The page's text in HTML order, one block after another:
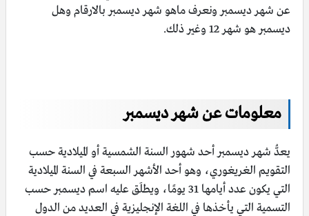
عن شهر ديسمبر ونعرف ماهو شهر ديسمبر بالارقام وهل
ديسمبر هو شهر 12 وغير ذلك.
معلومات عن شهر ديسمبر
يعدُّ شهر ديسمبر أحد شهور السنة الشمسية أو الميلادية حسب
التقويم الغريغوري، وهو أحد الأشهر السبعة في السنة الميلادية
التي يكون عدد أيامها 31 يومًا، ويطلَق عليه اسم ديسمبر حسب
التسمية التي يأخذها في اللغة الإنجليزية في العديد من الدول